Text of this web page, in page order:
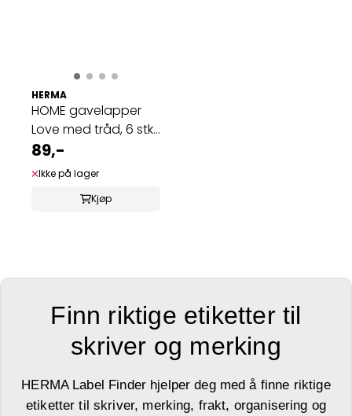
HERMA
HOME gavelapper
Love med tråd, 6 stk
(5 pakk)
89,-
Ikke på lager
Kjøp
Finn riktige etiketter til
skriver og merking
HERMA Label Finder hjelper deg med å finne riktige
etiketter til skriver, merking, frakt, organisering og